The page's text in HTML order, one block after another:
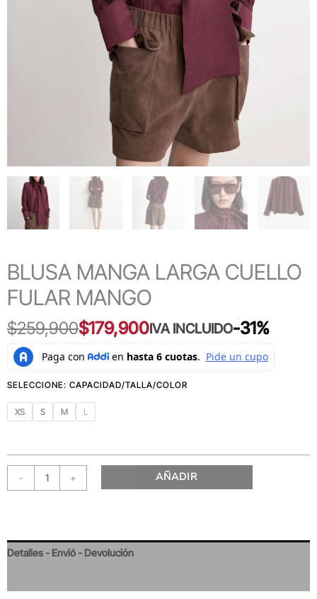
BLUSA MANGA LARGA CUELLO
FULAR MANGO
$259,900$179,900IVA INCLUIDO-31%
XS S M L
- + AÑADIR
Detalles - Envió - Devolución